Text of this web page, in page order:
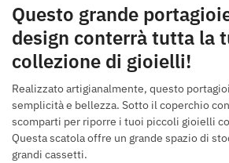
Questo grande
design conterrà tutta la
collezione di gioielli!
Realizzato artigianalmente, questo
semplicità e bellezza. Sotto il coperchio
scomparti per riporre i tuoi piccoli gioielli
Questa scatola offre un grande spazio di
grandi cassetti.